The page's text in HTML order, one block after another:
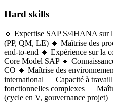
Hard skills
🔹 Expertise SAP S/4HANA sur
(PP, QM, LE) 🔹 Maîtrise des
end-to-end 🔹 Expérience sur la
Core Model SAP 🔹
CO 🔹 Maîtrise des
international 🔹 Capacité à
fonctionnelles complexes 🔹
(cycle en V, gouvernance projet)